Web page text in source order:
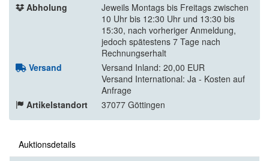
Abholung
Jeweils Montags bis Freitags zwischen
10 Uhr bis 12:30 Uhr und 13:30 bis
15:30, nach vorheriger Anmeldung,
jedoch spätestens 7 Tage nach
Rechnungserhalt
Versand
Versand Inland: 20,00 EUR
Versand International: Ja - Kosten auf
Anfrage
Artikelstandort
37077 Göttingen
Auktionsdetails